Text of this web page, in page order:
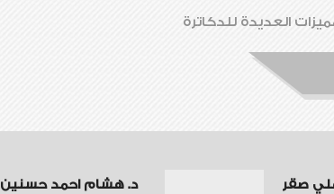
العديدة للدكاترة
د. هشام احمد حسنين
صقر